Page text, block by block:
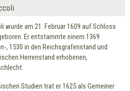
wurde am 21. Februar 1609 auf Schloss
Er entstammte einem 1369
, 1530 in den Reichsgrafenstand und
Herrenstand erhobenen,
Studien trat er 1625 als Gemeiner